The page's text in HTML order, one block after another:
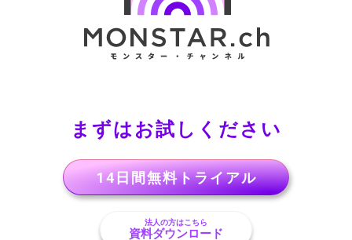
まずはお試しください
14日間無料トライアル
法人の方はこちら
資料ダウンロード